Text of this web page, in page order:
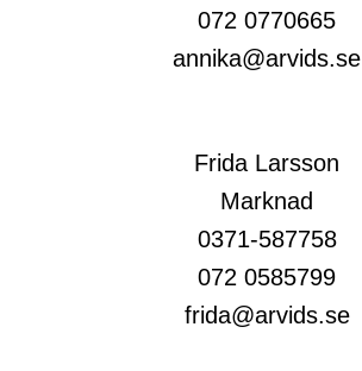
072 0770665
annika@arvids.se
Frida Larsson
Marknad
0371-587758
072 0585799
frida@arvids.se